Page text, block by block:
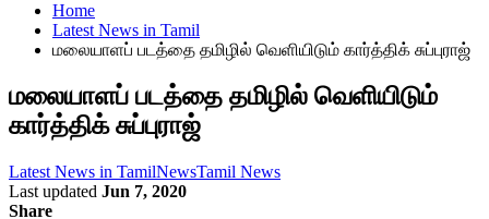
Home
Latest News in Tamil
மலையாளப் படத்தை தமிழில் வெளியிடும் கார்த்திக் சுப்புராஜ்
மலையாளப் படத்தை தமிழில் வெளியிடும்
கார்த்திக் சுப்புராஜ்
Latest News in TamilNewsTamil News
Last updated Jun 7, 2020
Share